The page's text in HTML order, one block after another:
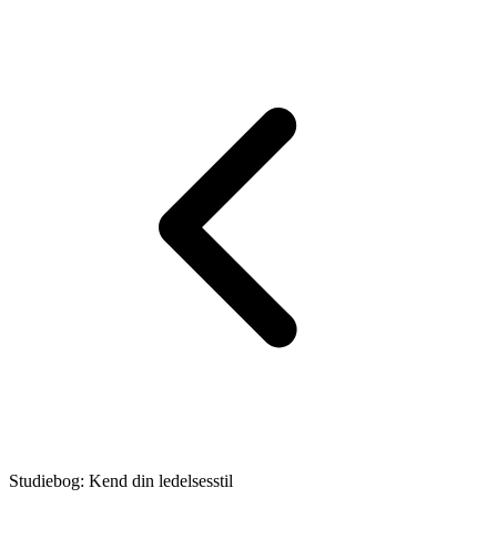
Studiebog: Kend din ledelsesstil